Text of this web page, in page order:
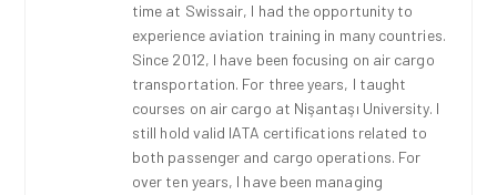
time at Swissair, I had the opportunity to
experience aviation training in many countries.
Since 2012, I have been focusing on air cargo
transportation. For three years, I taught
courses on air cargo at Nişantaşı University. I
still hold valid IATA certifications related to
both passenger and cargo operations. For
over ten years, I have been managing